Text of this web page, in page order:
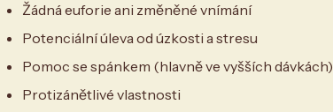
Žádná euforie ani změněné vnímání
Potenciální úleva od úzkosti a stresu
Pomoc se spánkem (hlavně ve vyšších dávkách)
Protizánětlivé vlastnosti